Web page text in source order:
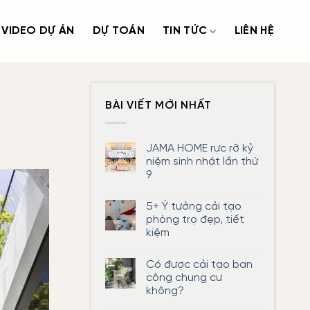
VIDEO DỰ ÁN DỰ TOÁN TIN TỨC LIÊN HỆ
BÀI VIẾT MỚI NHẤT
JAMA HOME rực rỡ kỷ
niệm sinh nhật lần thứ
9
bình
luận
ở
JAMA
rỡ
kỷ
niệm
sinh
nhật
5+ Ý tưởng cải tạo
phòng trọ đẹp, tiết
kiệm
bình
luận
ở
5+
Có được cải tạo ban
công chung cư
không?